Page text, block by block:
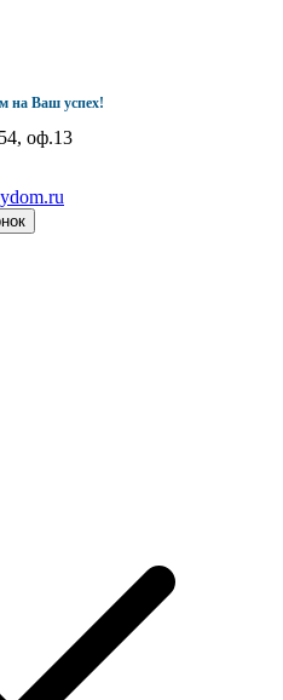
на Ваш успех!
оф.13